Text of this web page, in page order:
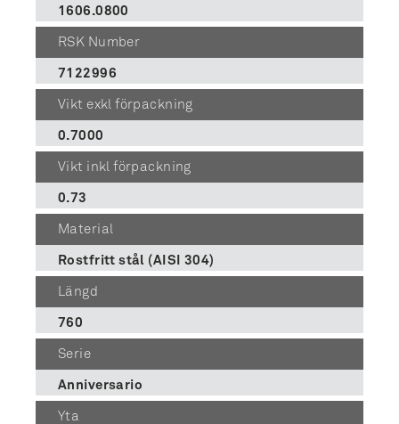
1606.0800
RSK Number
7122996
Vikt exkl förpackning
0.7000
Vikt inkl förpackning
0.73
Material
Rostfritt stål (AISI 304)
Längd
760
Serie
Anniversario
Yta